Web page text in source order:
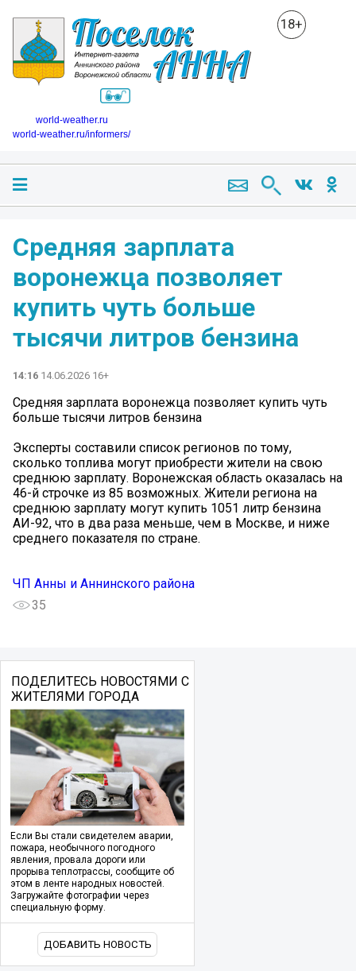
18+
world-weather.ru
world-weather.ru/informers/
Средняя зарплата
воронежца позволяет
купить чуть больше
тысячи литров бензина
14:16 14.06.2026 16+
Средняя зарплата воронежца позволяет купить чуть
больше тысячи литров бензина
Эксперты составили список регионов по тому,
сколько топлива могут приобрести жители на свою
среднюю зарплату. Воронежская область оказалась на
46-й строчке из 85 возможных. Жители региона на
среднюю зарплату могут купить 1051 литр бензина
АИ-92, что в два раза меньше, чем в Москве, и ниже
среднего показателя по стране.
ЧП Анны и Аннинского района
35
ПОДЕЛИТЕСЬ НОВОСТЯМИ С
ЖИТЕЛЯМИ ГОРОДА
Если Вы стали свидетелем аварии,
пожара, необычного погодного
явления, провала дороги или
прорыва теплотрассы, сообщите об
этом в ленте народных новостей.
Загружайте фотографии через
специальную форму.
ДОБАВИТЬ НОВОСТЬ